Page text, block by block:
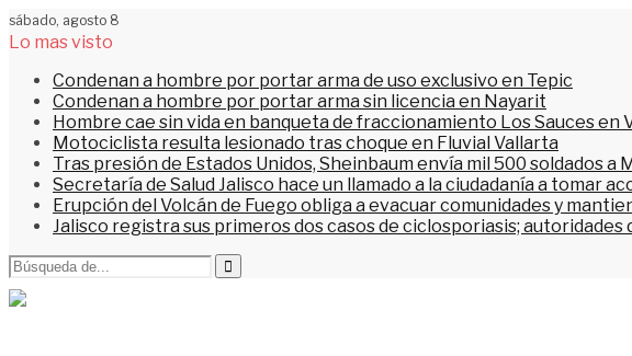
sábado, agosto 8
Lo mas visto
Condenan a hombre por portar arma de uso exclusivo en Tepic
Condenan a hombre por portar arma sin licencia en Nayarit
Hombre cae sin vida en banqueta de fraccionamiento Los Sauces en
Motociclista resulta lesionado tras choque en Fluvial Vallarta
Tras presión de Estados Unidos, Sheinbaum envía mil 500 soldados a
Secretaría de Salud Jalisco hace un llamado a la ciudadanía a tomar
Erupción del Volcán de Fuego obliga a evacuar comunidades y
Jalisco registra sus primeros dos casos de ciclosporiasis;